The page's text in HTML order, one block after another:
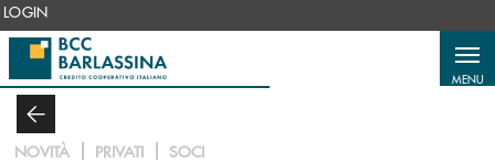
Salta al contenuto principale
LOGIN
MENU
NOVITÀ PRIVATI SOCI